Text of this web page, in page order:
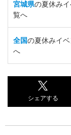
宮城県の夏休み
覧へ
全国の夏休みイ
へ
シェアする